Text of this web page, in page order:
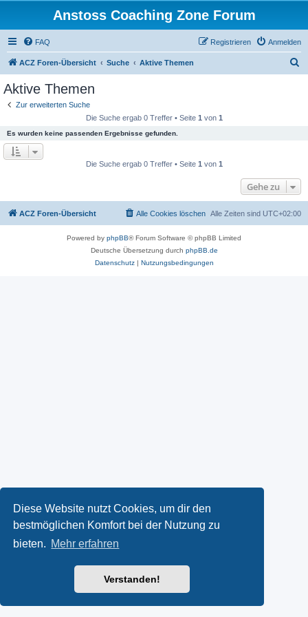
Diese Website nutzt Cookies, um dir den
bestmöglichen Komfort bei der Nutzung zu
bieten. Mehr erfahren
Verstanden!
Anstoss Coaching Zone Forum
FAQ Anmelden
Registrieren
ACZ Foren-Übersicht Suche Aktive Themen
Aktive Themen
Zur erweiterten Suche
Die Suche ergab 0 Treffer • Seite 1 von 1
Es wurden keine passenden Ergebnisse gefunden.
Die Suche ergab 0 Treffer • Seite 1 von 1
Gehe zu
ACZ Foren-Übersicht Alle Zeiten sind UTC+02:00
Alle Cookies löschen
Powered by phpBB® Forum Software © phpBB Limited
Deutsche Übersetzung durch phpBB.de
Datenschutz| Nutzungsbedingungen